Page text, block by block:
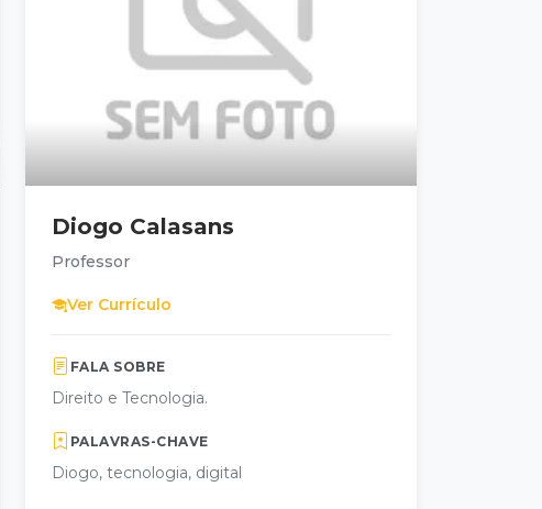
Diogo Calasans
Professor
Ver Currículo
FALA SOBRE
Direito e Tecnologia.
PALAVRAS-CHAVE
Diogo, tecnologia, digital